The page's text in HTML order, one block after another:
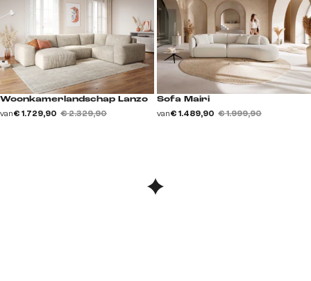
Woonkamerlandschap Lanzo
van€ 1.729,90 € 2.329,90
Sofa Mairi
van€ 1.489,90 € 1.999,90